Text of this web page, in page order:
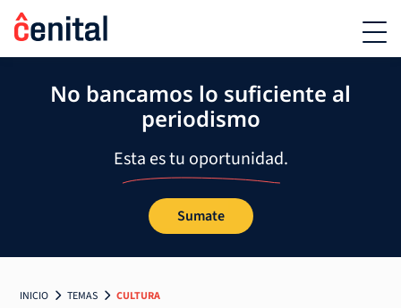
No bancamos lo suficiente al
periodismo
Esta es tu oportunidad.
Sumate
INICIO TEMAS CULTURA